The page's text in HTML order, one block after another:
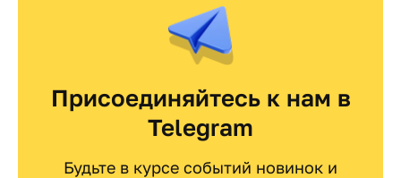
Присоединяйтесь к нам в
Telegram
Будьте в курсе событий новинок и